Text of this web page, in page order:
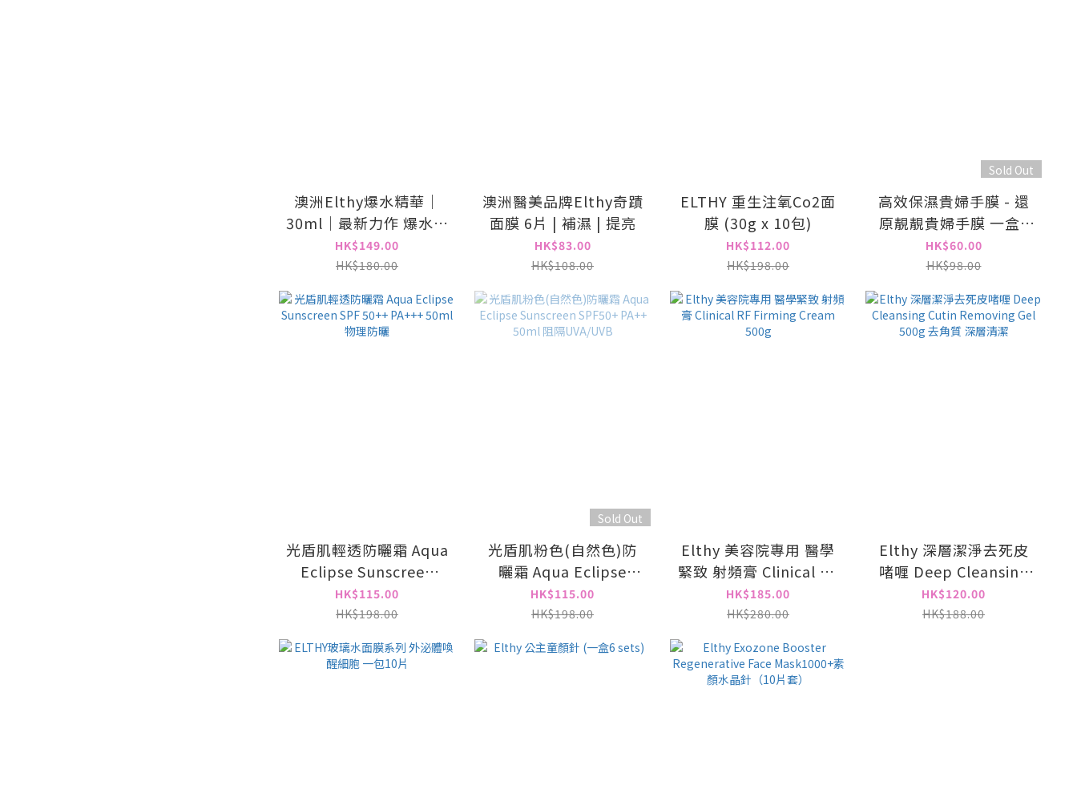
澳洲Elthy爆水精華｜
30ml｜最新力作 爆水補
濕精華
HK$149.00
HK$180.00
澳洲醫美品牌Elthy奇蹟
面膜 6片 | 補濕 | 提亮
HK$83.00
HK$108.00
ELTHY 重生注氧Co2面
膜 (30g x 10包)
HK$112.00
HK$198.00
Sold Out
高效保濕貴婦手膜 - 還
原靚靚貴婦手膜 一盒6
對
HK$60.00
HK$98.00
光盾肌輕透防曬霜 Aqua
Eclipse Sunscreen
SPF 50++ PA+++ 50ml
物理防曬
HK$115.00
HK$198.00
Sold Out
光盾肌粉色(自然色)防
曬霜 Aqua Eclipse
Sunscreen SPF50+
PA++ 50ml 阻隔
HK$115.00
HK$198.00
Elthy 美容院專用 醫學
緊致 射頻膏 Clinical RF
Firming Cream 500g
HK$185.00
HK$280.00
Elthy 深層潔淨去死皮
啫喱 Deep Cleansing
Cutin Removing Gel
500g 去角質 深層清潔
HK$120.00
HK$188.00